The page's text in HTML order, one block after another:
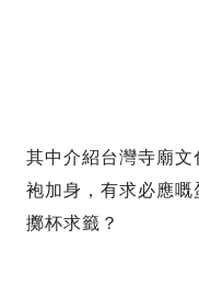
其中介紹台灣寺廟
袍加身，有求必應
擲杯求籤？